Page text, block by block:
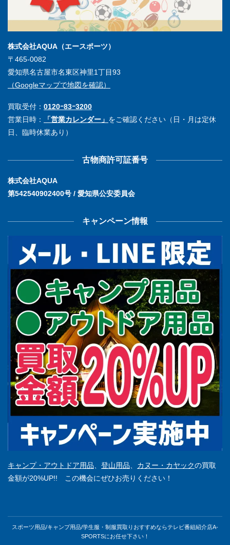
株式会社AQUA（エースポーツ）
〒465-0082
愛知県名古屋市名東区神里1丁目93
（Googleマップで地図を確認）
買取受付： 0120ｰ83ｰ3200
営業日時：
「営業カレンダー」 をご確認ください（日・月は定休
日、臨時休業あり）
古物商許可証番号
株式会社AQUA
第542540902400号 / 愛知県公安委員会
キャンペーン情報
キャンプ・アウトドア用品、 登山用品、 カヌー・カヤックの買取
金額が20%UP!! この機会にぜひお売りください！
スポーツ用品/キャンプ用品/学生服・制服買取りおすすめならテレビ番組紹介店A-
SPORTSにお任せ下さい！